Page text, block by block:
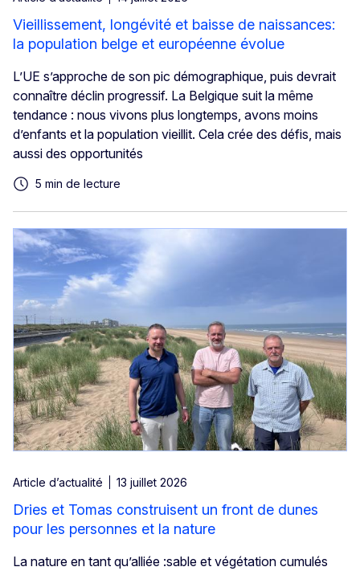
Vieillissement, longévité et baisse de naissances:
la population belge et européenne évolue
L’UE s’approche de son pic démographique, puis devrait
connaître déclin progressif. La Belgique suit la même
tendance : nous vivons plus longtemps, avons moins
d’enfants et la population vieillit. Cela crée des défis, mais
aussi des opportunités
5 min de lecture
Article d’actualité 13 juillet 2026
Dries et Tomas construisent un front de dunes
pour les personnes et la nature
La nature en tant qu’alliée :sable et végétation cumulés